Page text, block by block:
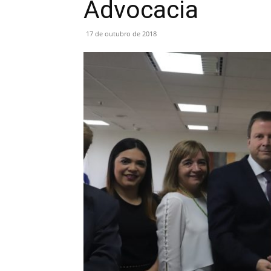
Advocacia
17 de outubro de 2018